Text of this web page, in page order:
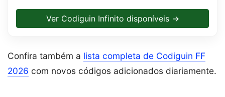
Ver Codiguin Infinito disponíveis →
Confira também a lista completa de Codiguin FF
2026 com novos códigos adicionados diariamente.